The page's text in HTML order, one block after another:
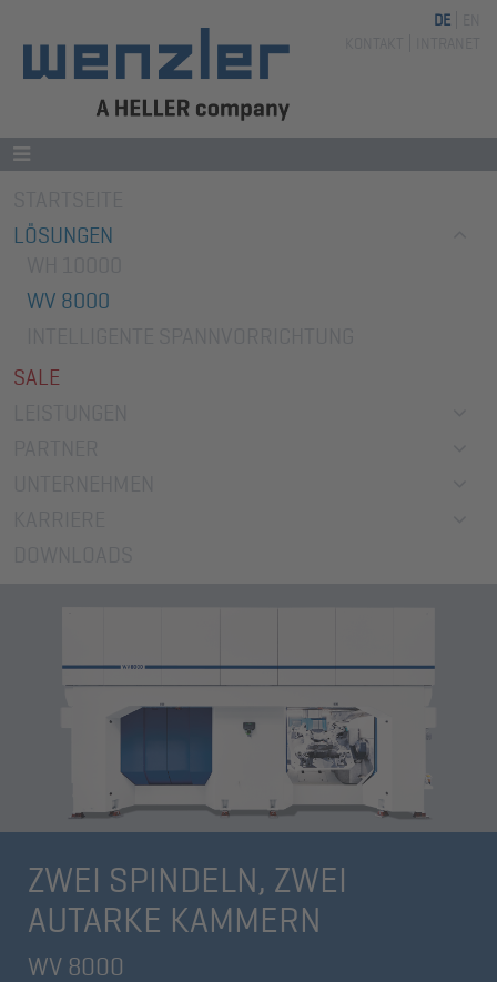
DE
LÖSUNGEN
WV 8000
SALE
ZWEI SPINDELN, ZWEI
AUTARKE KAMMERN
WV 8000